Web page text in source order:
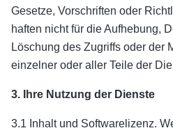
Gesetze, Vorschriften oder
haften nicht für die Aufhebung,
Löschung des Zugriffs oder der
einzelner oder aller Teile der
3. Ihre Nutzung der Dienste
3.1 Inhalt und Softwarelizenz.